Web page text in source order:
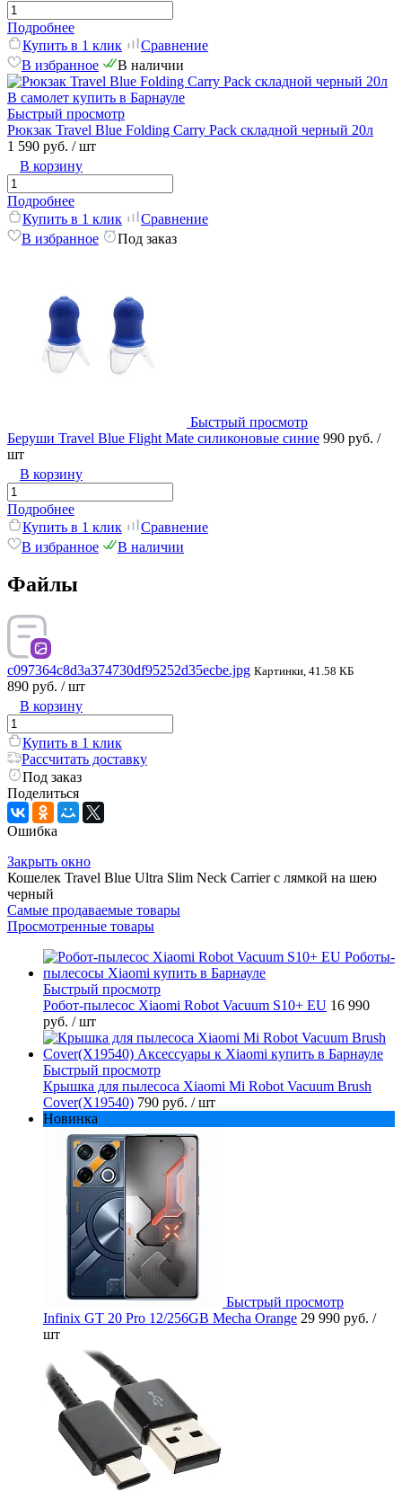
Подробнее
Купить в 1 клик
Сравнение
В избранное
В наличии
Быстрый просмотр
Рюкзак Travel Blue Folding Carry Pack складной черный 20л
1 590 руб. / шт
В корзину
Подробнее
Купить в 1 клик
Сравнение
В избранное
Под заказ
Быстрый просмотр
Беруши Travel Blue Flight Mate силиконовые синие 990 руб. /
шт
В корзину
Подробнее
Купить в 1 клик
Сравнение
В избранное
В наличии
Файлы
c097364c8d3a374730df95252d35ecbe.jpg Картинки, 41.58 КБ
890 руб. / шт
В корзину
Купить в 1 клик
Рассчитать доставку
Под заказ
Поделиться
Ошибка
Закрыть окно
Кошелек Travel Blue Ultra Slim Neck Carrier с лямкой на шею
черный
Самые продаваемые товары
Просмотренные товары
Быстрый просмотр
Робот-пылесос Xiaomi Robot Vacuum S10+ EU 16 990
руб. / шт
Быстрый просмотр
Крышка для пылесоса Xiaomi Mi Robot Vacuum Brush
Cover(X19540) 790 руб. / шт
Новинка
Быстрый просмотр
Infinix GT 20 Pro 12/256GB Mecha Orange 29 990 руб. /
шт